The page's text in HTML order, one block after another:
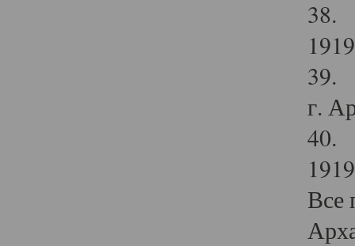
38.
39.
г.
40.
Все